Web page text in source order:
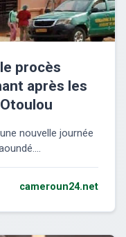
procès
après les
nouvelle journée
cameroun24.net